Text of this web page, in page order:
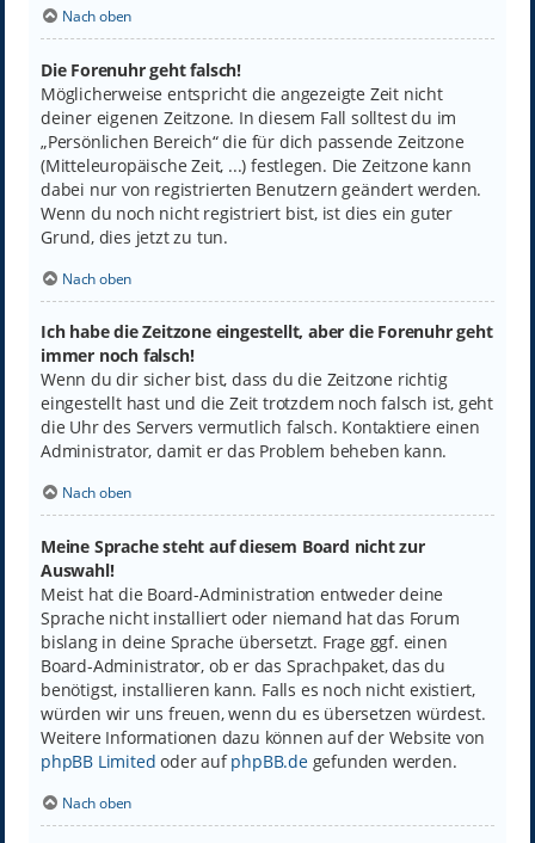
Nach oben
Die Forenuhr geht falsch!
Möglicherweise entspricht die angezeigte Zeit nicht
deiner eigenen Zeitzone. In diesem Fall solltest du im
„Persönlichen Bereich“ die für dich passende Zeitzone
(Mitteleuropäische Zeit, ...) festlegen. Die Zeitzone kann
dabei nur von registrierten Benutzern geändert werden.
Wenn du noch nicht registriert bist, ist dies ein guter
Grund, dies jetzt zu tun.
Nach oben
Ich habe die Zeitzone eingestellt, aber die Forenuhr geht
immer noch falsch!
Wenn du dir sicher bist, dass du die Zeitzone richtig
eingestellt hast und die Zeit trotzdem noch falsch ist, geht
die Uhr des Servers vermutlich falsch. Kontaktiere einen
Administrator, damit er das Problem beheben kann.
Nach oben
Meine Sprache steht auf diesem Board nicht zur
Auswahl!
Meist hat die Board-Administration entweder deine
Sprache nicht installiert oder niemand hat das Forum
bislang in deine Sprache übersetzt. Frage ggf. einen
Board-Administrator, ob er das Sprachpaket, das du
benötigst, installieren kann. Falls es noch nicht existiert,
würden wir uns freuen, wenn du es übersetzen würdest.
Weitere Informationen dazu können auf der Website von
phpBB Limited oder aufphpBB.degefunden werden.
Nach oben